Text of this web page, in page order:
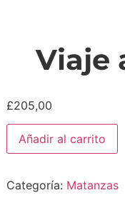
Viaje
£205,00
Añadir al carrito
Categoría: Matanzas